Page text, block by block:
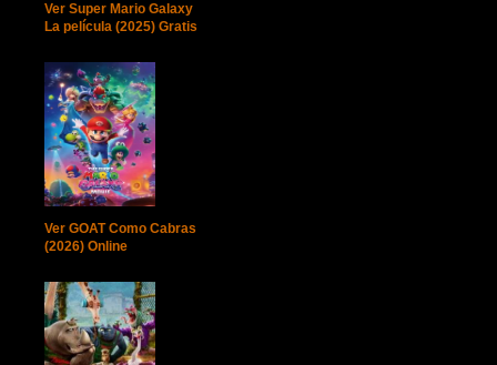
Ver Super Mario Galaxy
La película (2025) Gratis
Ver GOAT Como Cabras
(2026) Online